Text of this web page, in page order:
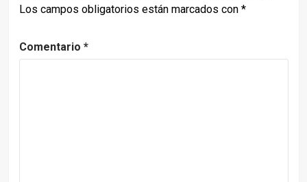
Los campos obligatorios están marcados con *
Comentario *